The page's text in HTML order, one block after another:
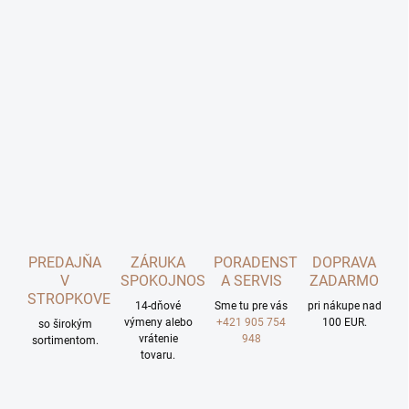
PREDAJŇA
V
STROPKOVE
so širokým
sortimentom.
ZÁRUKA
SPOKOJNOSTI
14-dňové
výmeny alebo
vrátenie
tovaru.
PORADENSTVO
A SERVIS
Sme tu pre vás
+421 905 754
948
DOPRAVA
ZADARMO
pri nákupe nad
100 EUR.